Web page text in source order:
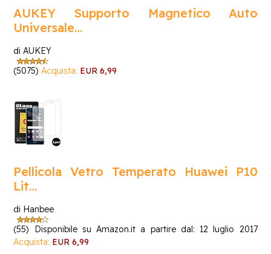
AUKEY Supporto Magnetico Auto
Universale…
di AUKEY
(5075)Acquista: EUR 6,99
Pellicola Vetro Temperato Huawei P10
Lit…
di Hanbee
(55) Disponibile su Amazon.it a partire dal: 12 luglio 2017
Acquista: EUR 6,99